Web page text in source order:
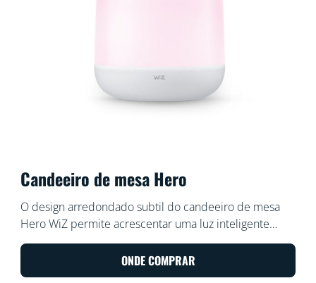
Candeeiro de mesa Hero
O design arredondado subtil do candeeiro de mesa
Hero WiZ permite acrescentar uma luz inteligente
colorida a qualquer canto das suas áreas de estar.
Utilize-o com a aplicação WiZ ou com a sua voz para
reduzir ou aumentar o brilho ou utilize os modos de
ONDE COMPRAR